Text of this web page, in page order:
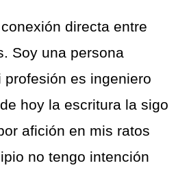
directa entre
Soy una persona
profesión es ingeniero
hoy la escritura la sigo
afición en mis ratos
no tengo intención